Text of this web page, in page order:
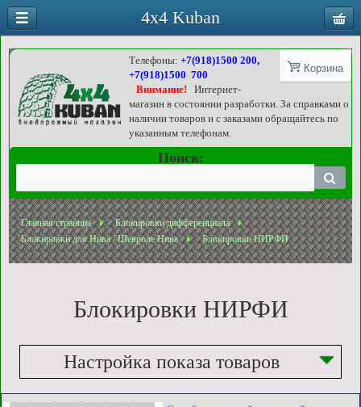
Корзина
Телефоны:+7(918)1500 200,
+7(918)1500 700
Внимание!
Интернет-
магазин в состоянии разработки. За справками о
наличии товаров и с заказами обращайтесь по
указанным телефонам.
Поиск:
Главная страница
Блокировки дифференциала
Блокировки для Нива / Шевроле Нива
Блокировки НИРФИ
Блокировки НИРФИ
Настройка показа товаров
4x4 Kuban